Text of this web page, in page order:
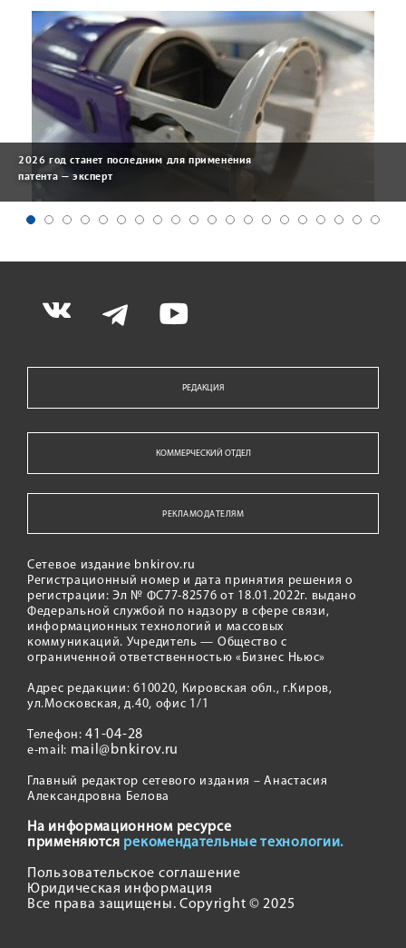
2026 год станет последним для применения
патента — эксперт
РЕДАКЦИЯ
КОММЕРЧЕСКИЙ ОТДЕЛ
РЕКЛАМОДАТЕЛЯМ
Сетевое издание bnkirov.ru
Регистрационный номер и дата принятия решения о
регистрации: Эл № ФС77-82576 от 18.01.2022г. выдано
Федеральной службой по надзору в сфере связи,
информационных технологий и массовых
коммуникаций. Учредитель — Общество с
ограниченной ответственностью «Бизнес Ньюс»
Адрес редакции: 610020, Кировская обл., г.Киров,
ул.Московская, д.40, офис 1/1
Телефон:41-04-28
e-mail: mail@bnkirov.ru
Главный редактор сетевого издания – Анастасия
Александровна Белова
На информационном ресурсе
применяются рекомендательные технологии.
Пользовательское соглашение
Юридическая информация
Все права защищены. Copyright © 2025